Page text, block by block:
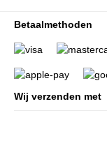
Betaalmethoden
Wij verzenden met